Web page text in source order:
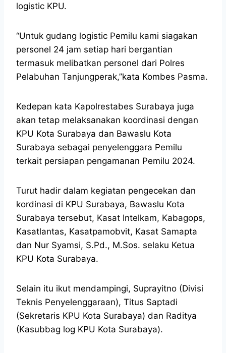
logistic KPU.
“Untuk gudang logistic Pemilu kami siagakan
personel 24 jam setiap hari bergantian
termasuk melibatkan personel dari Polres
Pelabuhan Tanjungperak,”kata Kombes Pasma.
Kedepan kata Kapolrestabes Surabaya juga
akan tetap melaksanakan koordinasi dengan
KPU Kota Surabaya dan Bawaslu Kota
Surabaya sebagai penyelenggara Pemilu
terkait persiapan pengamanan Pemilu 2024.
Turut hadir dalam kegiatan pengecekan dan
kordinasi di KPU Surabaya, Bawaslu Kota
Surabaya tersebut, Kasat Intelkam, Kabagops,
Kasatlantas, Kasatpamobvit, Kasat Samapta
dan Nur Syamsi, S.Pd., M.Sos. selaku Ketua
KPU Kota Surabaya.
Selain itu ikut mendampingi, Suprayitno (Divisi
Teknis Penyelenggaraan), Titus Saptadi
(Sekretaris KPU Kota Surabaya) dan Raditya
(Kasubbag log KPU Kota Surabaya).